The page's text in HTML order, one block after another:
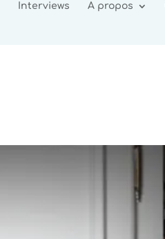
Interviews A propos